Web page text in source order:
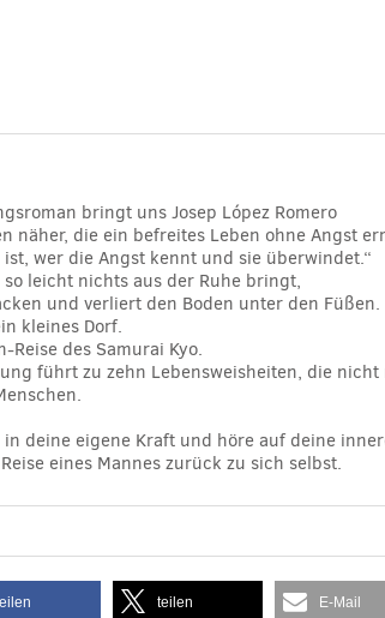
bringt uns Josep López Romero
näher, die ein befreites Leben ohne Angst
wer die Angst kennt und sie überwindet.“
leicht nichts aus der Ruhe bringt,
und verliert den Boden unter den Füßen.
kleines Dorf.
des Samurai Kyo.
führt zu zehn Lebensweisheiten, die
deine eigene Kraft und höre auf deine
eines Mannes zurück zu sich selbst.
teilen E-Mail